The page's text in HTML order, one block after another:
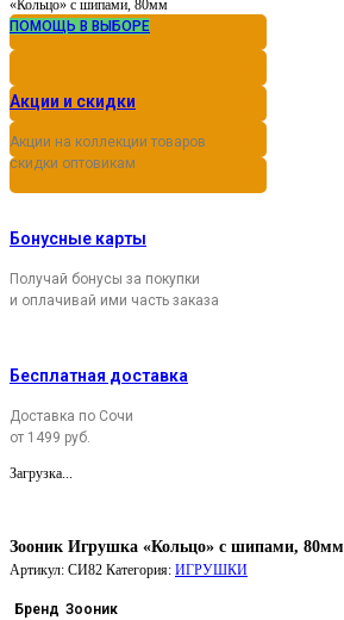
«Кольцо» с шипами, 80мм
ПОМОЩЬ В ВЫБОРЕ
Акции и скидки
Акции на коллекции товаров
скидки оптовикам
Бонусные карты
Получай бонусы за покупки
и оплачивай ими часть заказа
Бесплатная доставка
Доставка по Сочи
от 1499 руб.
Загрузка...
Зооник Игрушка «Кольцо» с шипами, 80мм
Артикул: СИ82 Категория: ИГРУШКИ
Бренд Зооник